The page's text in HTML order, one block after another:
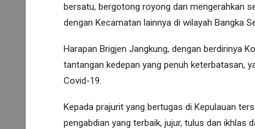
bersatu, bergotong royong dan mengerahkan
dengan Kecamatan lainnya di wilayah Bangka
Harapan Brigjen Jangkung, dengan berdirinya
tantangan kedepan yang penuh keterbatasan,
Covid-19.
Kepada prajurit yang bertugas di Kepulauan
pengabdian yang terbaik, jujur, tulus dan ikhlas